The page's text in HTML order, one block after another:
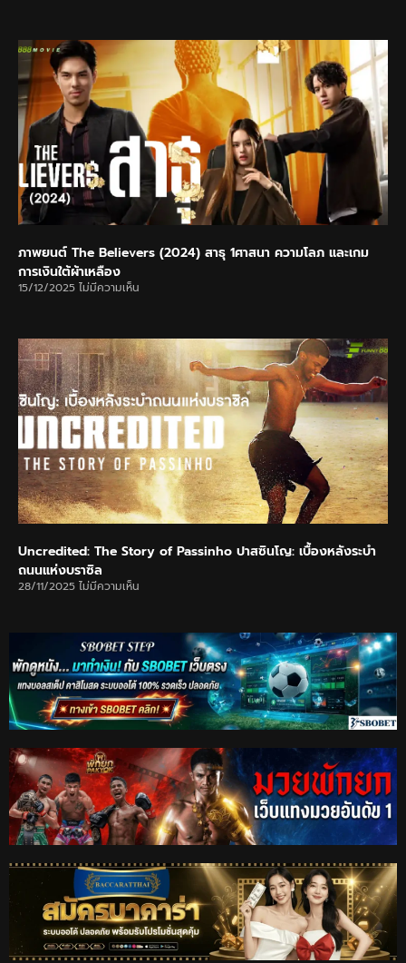
ภาพยนต์ The Believers (2024) สาธุ 1ศาสนา ความโลภ และเกม
การเงินใต้ผ้าเหลือง
15/12/2025 ไม่มีความเห็น
Uncredited: The Story of Passinho ปาสซินโญ: เบื้องหลังระบำ
ถนนแห่งบราซิล
28/11/2025 ไม่มีความเห็น